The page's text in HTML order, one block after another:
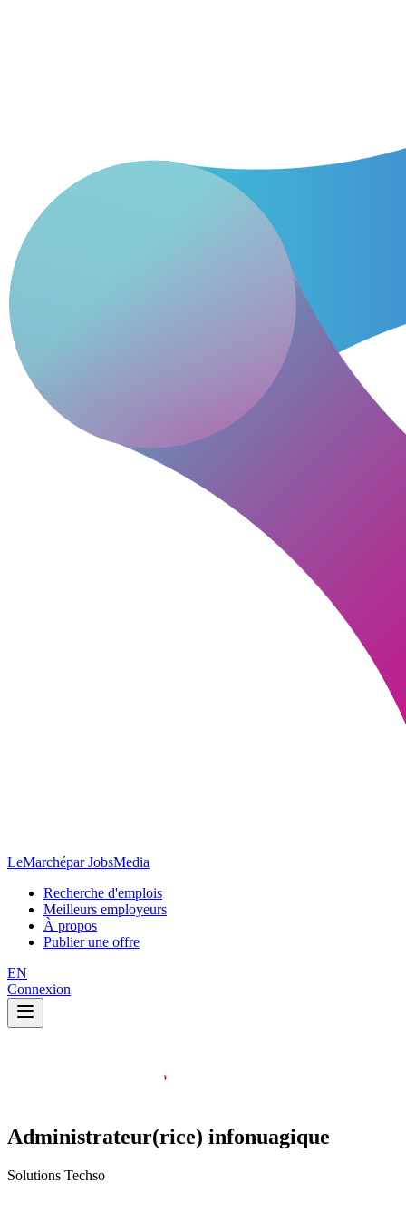
LeMarchépar JobsMedia
Recherche d'emplois
Meilleurs employeurs
À propos
Publier une offre
EN
Connexion
Administrateur(rice) infonuagique
Solutions Techso